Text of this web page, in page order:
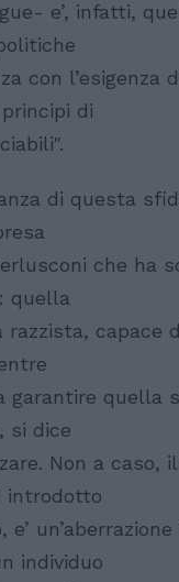
e’, infatti,
con l’esigenza
di
di questa
che ha
quella
capace
garantire quella
si dice
Non a caso,
introdotto
e’
individuo